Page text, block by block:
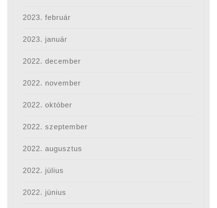
2023. február
2023. január
2022. december
2022. november
2022. október
2022. szeptember
2022. augusztus
2022. július
2022. június